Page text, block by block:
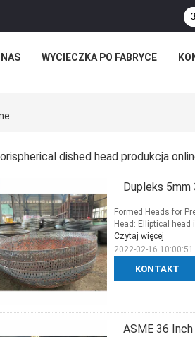
WYCIECZKA PO FABRYCE
dished head produkcja
Dupleks 5mm
KONTAKT
Formed Heads for
Head: Elliptical
Czytaj więcej
2022-02-16 10:00:51
ASME 36